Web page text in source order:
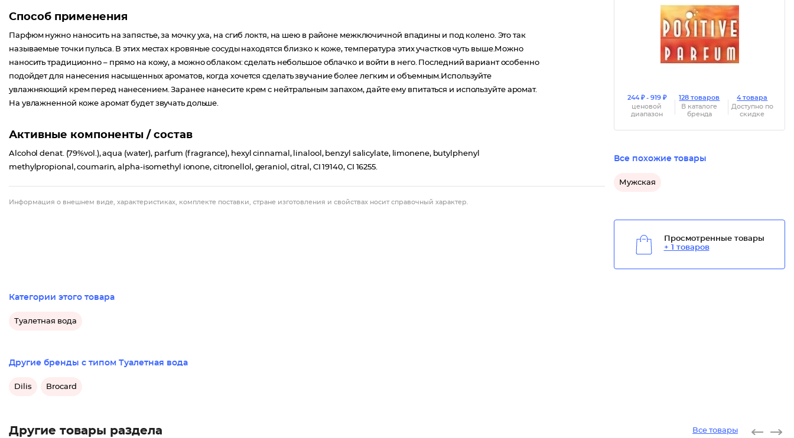
Способ применения
Парфюм нужно наносить на запястье, за мочку уха, на сгиб локтя, на шею в районе межключичной впадины и под колено. Это так
называемые точки пульса. В этих местах кровяные сосуды находятся близко к коже, температура этих участков чуть выше.Можно
наносить традиционно – прямо на кожу, а можно облаком: сделать небольшое облачко и войти в него. Последний вариант особенно
подойдет для нанесения насыщенных ароматов, когда хочется сделать звучание более легким и объемным.Используйте
увлажняющий крем перед нанесением. Заранее нанесите крем с нейтральным запахом, дайте ему впитаться и используйте аромат.
На увлажненной коже аромат будет звучать дольше.
Активные компоненты / состав
Alcohol denat. (79%vol.), aqua (water), parfum (fragrance), hexyl cinnamal, linalool, benzyl salicylate, limonene, butylphenyl
methylpropional, coumarin, alpha-isomethyl ionone, citronellol, geraniol, citral, CI 19140, CI 16255.
Информация о внешнем виде, характеристиках, комплекте поставки, стране изготовления и свойствах носит справочный характер.
244 ₽ - 919 ₽
ценовой
диапазон
128 товаров
В каталоге
бренда
4 товара
Доступно по
скидке
Все похожие товары
Мужская
Просмотренные товары
+ 1 товаров
Категории этого товара
Туалетная вода
Другие бренды с типом Туалетная вода
Dilis Brocard
Другие товары раздела Все товары